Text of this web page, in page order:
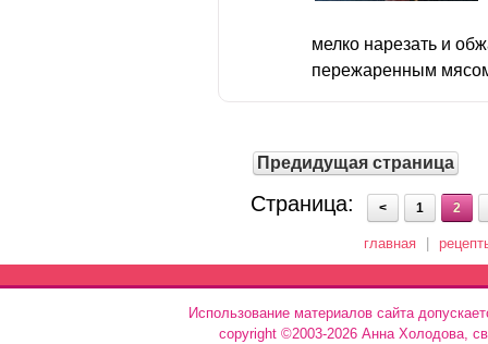
мелко нарезать и
пережаренным
Предидущая страница
Страница: < 1 2
главная
Использование материалов сайта
copyright ©2003-2026 Анна Холодова,